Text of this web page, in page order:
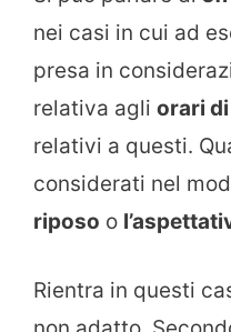
nei casi in cui ad
presa in
relativa agli orari
relativi a questi.
considerati nel
riposo o
Rientra in questi